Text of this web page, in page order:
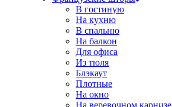
В гостиную
На кухню
В спальню
На балкон
Для офиса
Из тюля
Блэкаут
Плотные
На окно
На веревочном карнизе